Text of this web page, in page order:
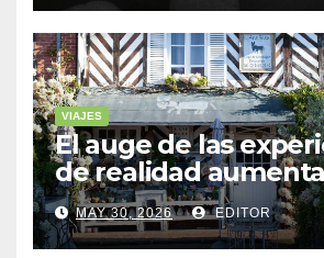
VIAJES
El auge de las
de realidad
turismo
MAY 30, 2026 EDITOR